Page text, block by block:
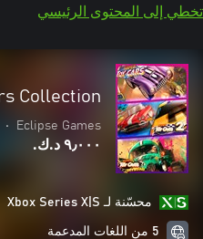
تخطي إلى المحتوى الرئيسي
Collection
Eclipse Games
•
٩٫٠٠٠ د.ك.‏
محسّنة لـ Xbox Series X|S
5 من اللغات المدعمة